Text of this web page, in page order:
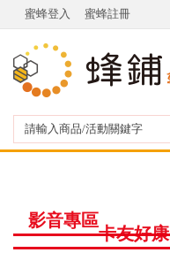
蜜蜂登入 蜜蜂註冊
影音專區
卡友好康